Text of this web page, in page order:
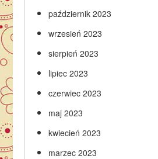
październik 2023
wrzesień 2023
sierpień 2023
lipiec 2023
czerwiec 2023
maj 2023
kwiecień 2023
marzec 2023